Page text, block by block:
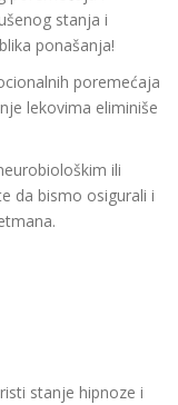
stanja i
ponašanja!
poremećaja
lekovima eliminiše
ili
da bismo osigurali i
stanje hipnoze i